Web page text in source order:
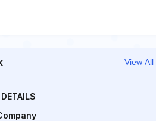
View All